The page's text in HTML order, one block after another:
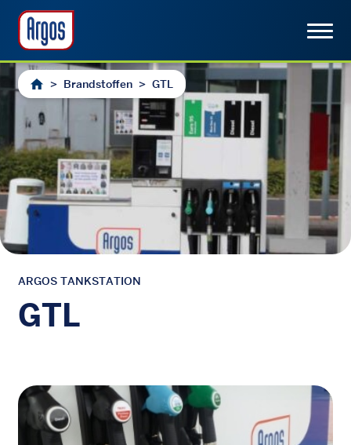
> Brandstoffen > GTL
ARGOS TANKSTATION
GTL